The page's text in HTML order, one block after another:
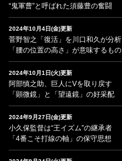
“鬼軍曹”と呼ばれた須藤豊の奮闘
2024年10月4日(金)更新
菅野智之「復活」を川口和久が分析
「腰の位置の高さ」が意味するもの
2024年10月1日(火)更新
阿部慎之助、巨人にVを取り戻す
「顕微鏡」と「望遠鏡」の好采配
2024年9月27日(金)更新
小久保監督は“王イズム”の継承者
「4番こそ打線の軸」の保守思想